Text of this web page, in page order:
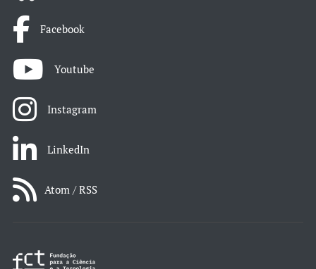
Facebook
Youtube
Instagram
LinkedIn
Atom / RSS